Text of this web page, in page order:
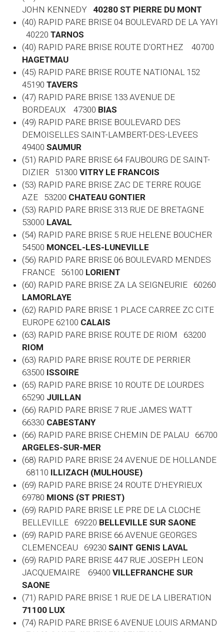
JOHN KENNEDY
40280 ST PIERRE DU MONT
(40) RAPID PARE BRISE 04 BOULEVARD DE LA YAYI
40220 TARNOS
(40) RAPID PARE BRISE ROUTE D'ORTHEZ 40700
HAGETMAU
(45) RAPID PARE BRISE ROUTE NATIONAL 152
45190 TAVERS
(47) RAPID PARE BRISE 133 AVENUE DE
BORDEAUX 47300 BIAS
(49) RAPID PARE BRISE BOULEVARD DES
DEMOISELLES SAINT-LAMBERT-DES-LEVEES
49400 SAUMUR
(51) RAPID PARE BRISE 64 FAUBOURG DE SAINT-
DIZIER 51300 VITRY LE FRANCOIS
(53) RAPID PARE BRISE ZAC DE TERRE ROUGE
AZE 53200 CHATEAU GONTIER
(53) RAPID PARE BRISE 313 RUE DE BRETAGNE
53000 LAVAL
(54) RAPID PARE BRISE 5 RUE HELENE BOUCHER
54500 MONCEL-LES-LUNEVILLE
(56) RAPID PARE BRISE 06 BOULEVARD MENDES
FRANCE 56100 LORIENT
(60) RAPID PARE BRISE ZA LA SEIGNEURIE 60260
LAMORLAYE
(62) RAPID PARE BRISE 1 PLACE CARREE ZC CITE
EUROPE 62100 CALAIS
(63) RAPID PARE BRISE ROUTE DE RIOM 63200
RIOM
(63) RAPID PARE BRISE ROUTE DE PERRIER
63500 ISSOIRE
(65) RAPID PARE BRISE 10 ROUTE DE LOURDES
65290 JUILLAN
(66) RAPID PARE BRISE 7 RUE JAMES WATT
66330 CABESTANY
(66) RAPID PARE BRISE CHEMIN DE PALAU 66700
ARGELES-SUR-MER
(68) RAPID PARE BRISE 24 AVENUE DE HOLLANDE
68110 ILLIZACH (MULHOUSE)
(69) RAPID PARE BRISE 24 ROUTE D'HEYRIEUX
69780 MIONS (ST PRIEST)
(69) RAPID PARE BRISE LE PRE DE LA CLOCHE
BELLEVILLE 69220 BELLEVILLE SUR SAONE
(69) RAPID PARE BRISE 66 AVENUE GEORGES
CLEMENCEAU 69230 SAINT GENIS LAVAL
(69) RAPID PARE BRISE 447 RUE JOSEPH LEON
JACQUEMAIRE 69400 VILLEFRANCHE SUR
SAONE
(71) RAPID PARE BRISE 1 RUE DE LA LIBERATION
71100 LUX
(74) RAPID PARE BRISE 6 AVENUE LOUIS ARMAND